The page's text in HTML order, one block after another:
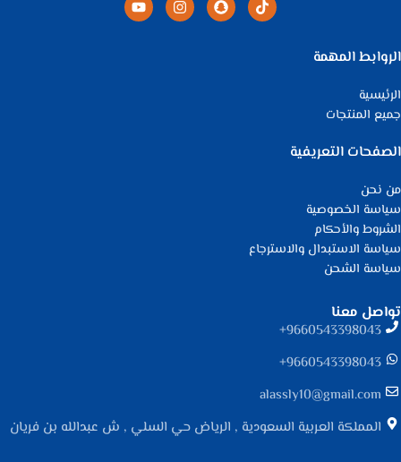
الروابط المهمة
الرئيسية
جميع المنتجات
الصفحات التعريفية
من نحن
سياسة الخصوصية
الشروط والأحكام
سياسة الاستبدال والاسترجاع
سياسة الشحن
تواصل معنا
9660543398043⁩+
9660543398043⁩+
alassly10@gmail.com
المملكة العربية السعودية , الرياض حي السلي , ش عبدالله بن فريان